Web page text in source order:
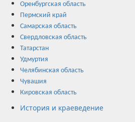
Оренбургская область
Пермский край
Самарская область
Свердловская область
Татарстан
Удмуртия
Челябинская область
Чувашия
Кировская область
История и краеведение